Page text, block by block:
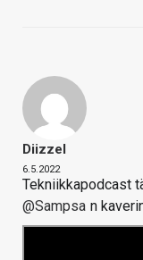
Diizzel
6.5.2022
Tekniikkapodcast
@Sampsa n